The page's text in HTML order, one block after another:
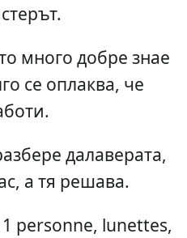
много добре знае
се оплаква, че
далаверата,
а тя решава.
personne, lunettes,